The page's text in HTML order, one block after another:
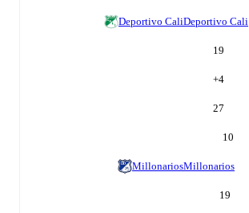
Deportivo CaliDeportivo Cali
19
+4
27
10
MillonariosMillonarios
19